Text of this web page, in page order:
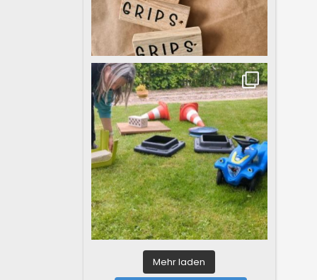
Mehr laden